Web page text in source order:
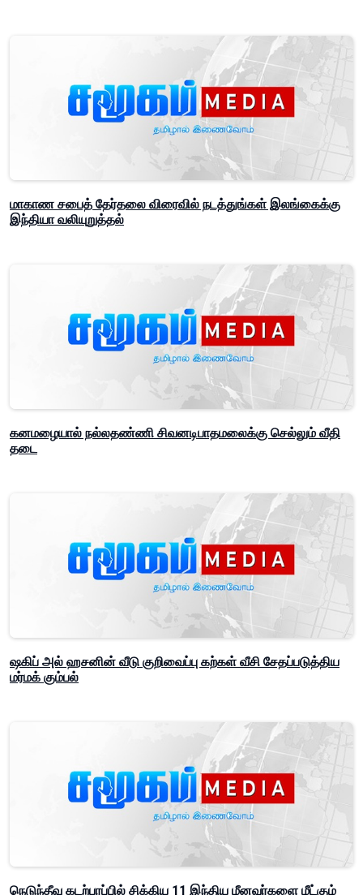
மாகாண சபைத் தேர்தலை விரைவில் நடத்துங்கள் இலங்கைக்கு
இந்தியா வலியுறுத்தல்
கனமழையால் நல்லதண்ணி சிவனடிபாதமலைக்கு செல்லும் வீதி
தடை
ஷகிப் அல் ஹசனின் வீடு குறிவைப்பு கற்கள் வீசி சேதப்படுத்திய
மர்மக் கும்பல்
நெடுந்தீவு கடற்பரப்பில் சிக்கிய 11 இந்திய மீனவர்களை மீட்கும்